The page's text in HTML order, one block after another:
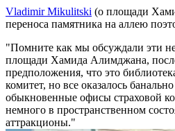
Vladimir Mikulitski (о площади
переноса памятника на аллею
Помните как мы обсуждали эти
площади Хамида Алимджана,
предположения, что это
комитет, но все оказалось
обыкновенные офисы страховой
немного в пространственном
аттракционы.